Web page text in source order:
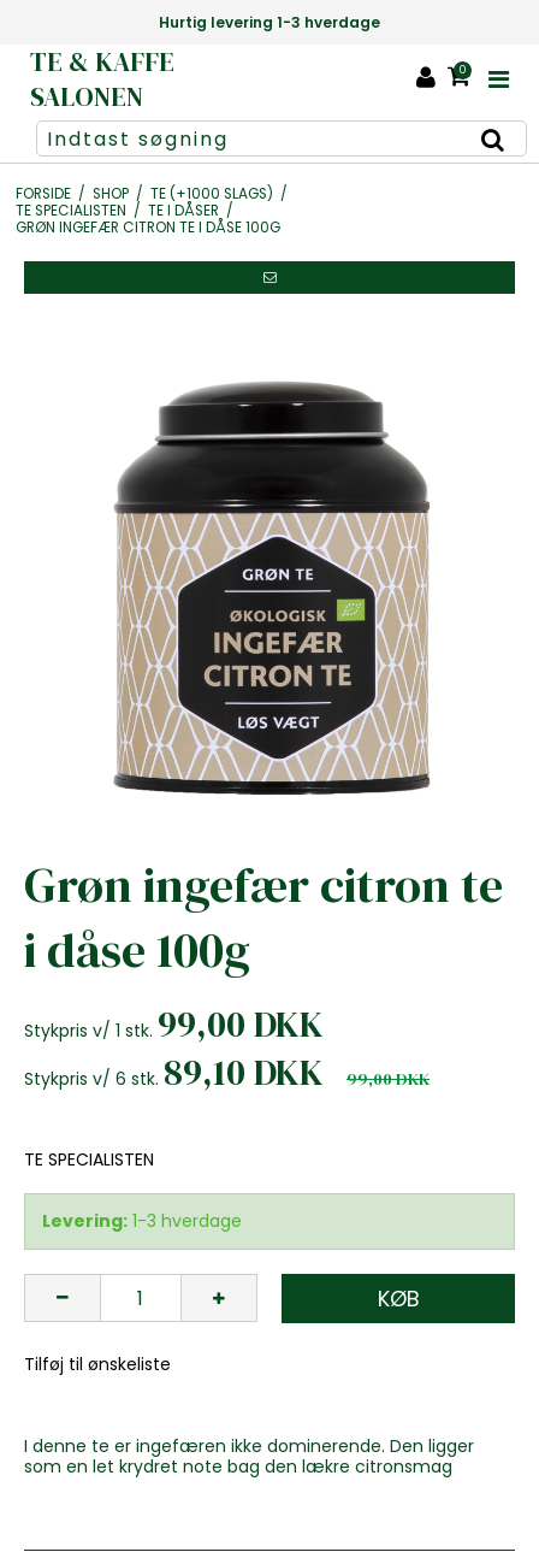
Danmarks største udvalg af te +1000 slags
TE & KAFFE
SALONEN
0
FORSIDE / SHOP / TE (+1000 SLAGS) /
TE SPECIALISTEN / TE I DÅSER /
GRØN INGEFÆR CITRON TE I DÅSE 100G
Grøn ingefær citron te
i dåse 100g
Stykpris v/ 1 stk. 99,00 DKK
Stykpris v/ 6 stk. 89,10 DKK 99,00 DKK
TE SPECIALISTEN
Levering: 1-3 hverdage
KØB
Tilføj til ønskeliste
I denne te er ingefæren ikke dominerende. Den ligger
som en let krydret note bag den lækre citronsmag